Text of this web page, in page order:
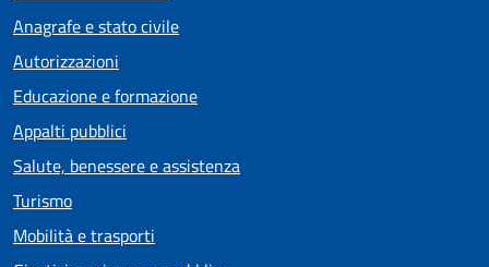
Anagrafe e stato civile
Autorizzazioni
Educazione e formazione
Appalti pubblici
Salute, benessere e assistenza
Turismo
Mobilità e trasporti